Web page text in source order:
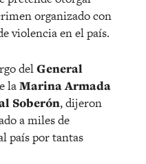
organizado con
violencia en el país.
delGeneral
laMarina Armada
Soberón, dijeron
a miles de
país por tantas